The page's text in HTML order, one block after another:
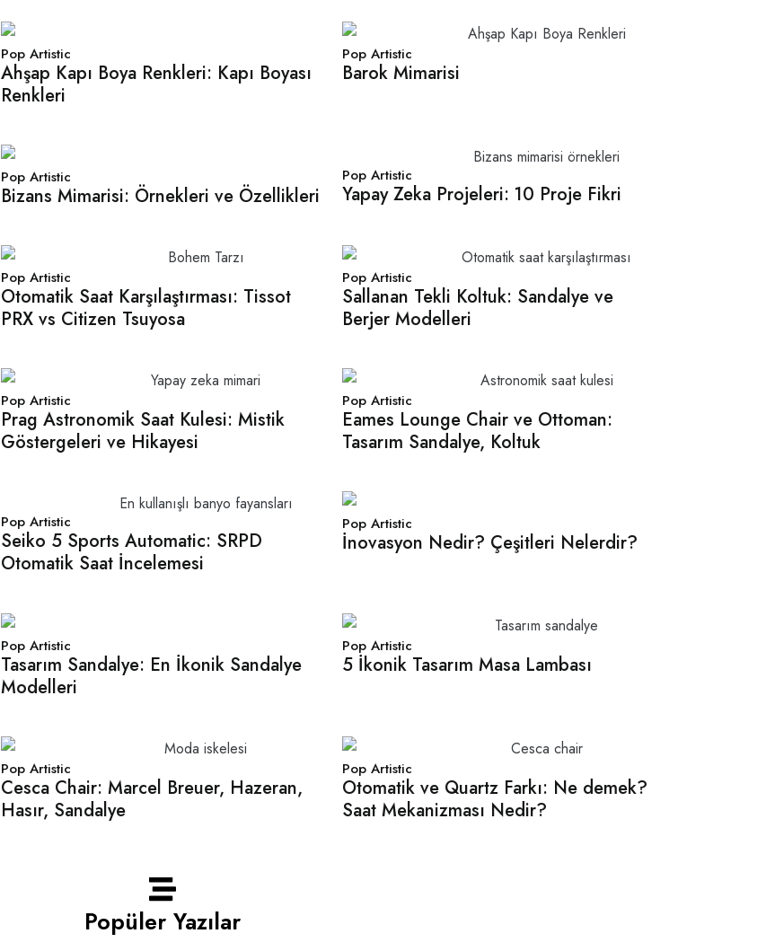
Pop Artistic
Ahşap Kapı Boya Renkleri: Kapı Boyası
Renkleri
Pop Artistic
Barok Mimarisi
Pop Artistic
Bizans Mimarisi: Örnekleri ve Özellikleri
Pop Artistic
Yapay Zeka Projeleri: 10 Proje Fikri
Pop Artistic
Otomatik Saat Karşılaştırması: Tissot
PRX vs Citizen Tsuyosa
Pop Artistic
Sallanan Tekli Koltuk: Sandalye ve
Berjer Modelleri
Pop Artistic
Prag Astronomik Saat Kulesi: Mistik
Göstergeleri ve Hikayesi
Pop Artistic
Eames Lounge Chair ve Ottoman:
Tasarım Sandalye, Koltuk
Pop Artistic
Seiko 5 Sports Automatic: SRPD
Otomatik Saat İncelemesi
Pop Artistic
İnovasyon Nedir? Çeşitleri Nelerdir?
Pop Artistic
Tasarım Sandalye: En İkonik Sandalye
Modelleri
Pop Artistic
5 İkonik Tasarım Masa Lambası
Pop Artistic
Cesca Chair: Marcel Breuer, Hazeran,
Hasır, Sandalye
Pop Artistic
Otomatik ve Quartz Farkı: Ne demek?
Saat Mekanizması Nedir?
Popüler Yazılar